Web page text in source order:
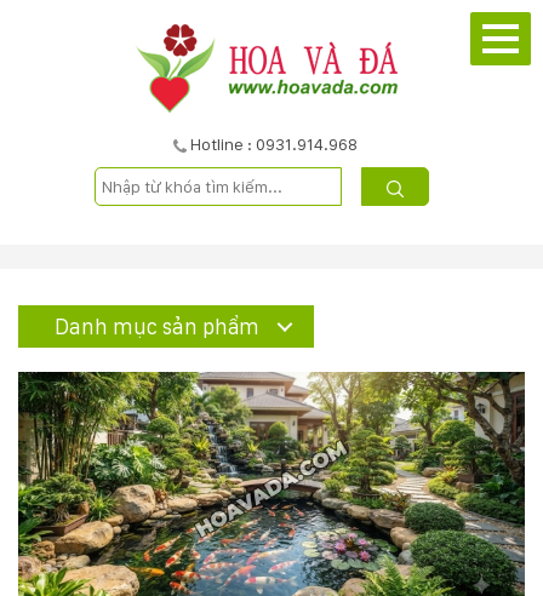
Hotline : 0931.914.968
PHẨM
DỊCH
VỤ
KỸ
Danh mục sản phẩm